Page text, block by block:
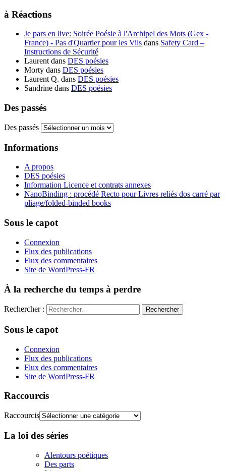
à Réactions
Je pars en live: Soirée Poésie à l'Archipel des Mots (Gex -
France) - Pas d'Quartier pour les Vils dans Safety Card –
Instructions de Sécurité
Laurentdans DES poésies
Morty dans DES poésies
Laurent Q. dans DES poésies
Sandrine dans DES poésies
Des passés
Des passés
Informations
A propos
DES poésies
Information Licence et contrats annexes
NanoBinding : procédé Recto pour Livres reliés dos carré par
pliage/folded-binded books
Sous le capot
Connexion
Flux des publications
Flux des commentaires
Site de WordPress-FR
À la recherche du temps à perdre
Rechercher :
Sous le capot
Connexion
Flux des publications
Flux des commentaires
Site de WordPress-FR
Raccourcis
Raccourcis
La loi des séries
Alentours poétiques
Des parts